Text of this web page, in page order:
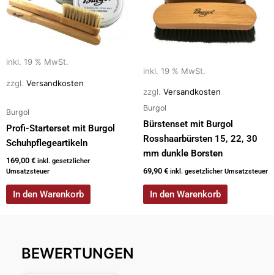
inkl. 19 % MwSt.
zzgl. Versandkosten
Burgol
Profi-Starterset mit Burgol
Schuhpflegeartikeln
169,00 € inkl. gesetzlicher
Umsatzsteuer
In den Warenkorb
inkl. 19 % MwSt.
zzgl. Versandkosten
Burgol
Bürstenset mit Burgol
Rosshaarbürsten 15, 22, 30
mm dunkle Borsten
69,90 € inkl. gesetzlicher Umsatzsteuer
In den Warenkorb
BEWERTUNGEN